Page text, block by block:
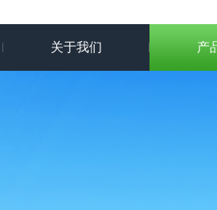
关于我们 产